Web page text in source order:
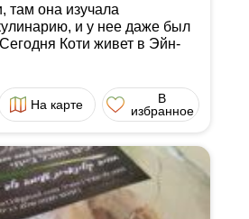
там она изучала
и у нее даже был
Коти живет в Эйн-
На карте
В
избранное